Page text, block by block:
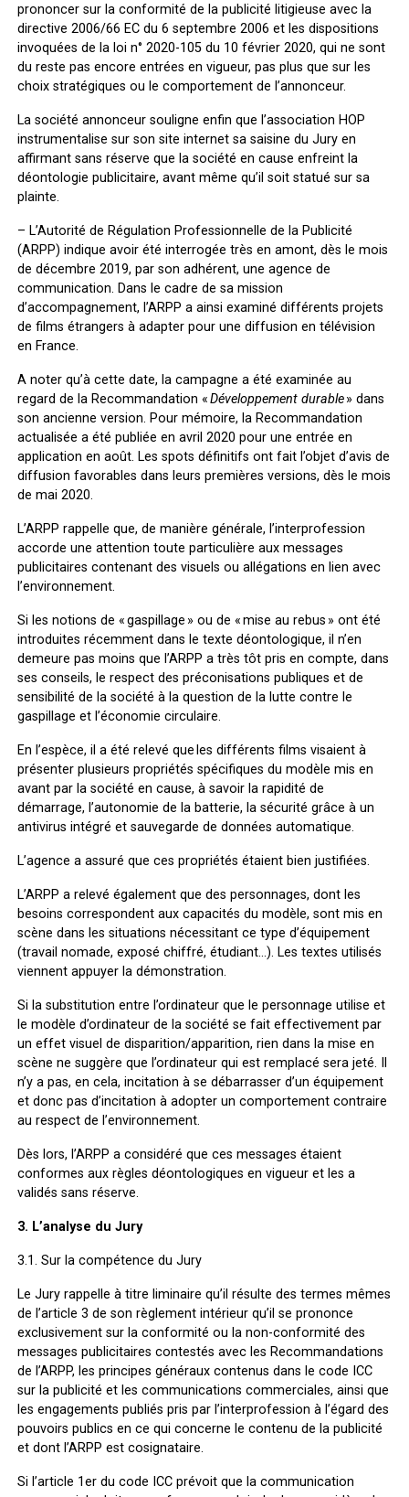
prononcer sur la conformité de la publicité litigieuse avec la
directive 2006/66 EC du 6 septembre 2006 et les dispositions
invoquées de la loi n° 2020-105 du 10 février 2020, qui ne sont
du reste pas encore entrées en vigueur, pas plus que sur les
choix stratégiques ou le comportement de l’annonceur.
La société annonceur souligne enfin que l’association HOP
instrumentalise sur son site internet sa saisine du Jury en
affirmant sans réserve que la société en cause enfreint la
déontologie publicitaire, avant même qu’il soit statué sur sa
plainte.
– L’Autorité de Régulation Professionnelle de la Publicité
(ARPP) indique avoir été interrogée très en amont, dès le mois
de décembre 2019, par son adhérent, une agence de
communication. Dans le cadre de sa mission
d’accompagnement, l’ARPP a ainsi examiné différents projets
de films étrangers à adapter pour une diffusion en télévision
en France.
A noter qu’à cette date, la campagne a été examinée au
regard de la Recommandation «Développement durable» dans
son ancienne version. Pour mémoire, la Recommandation
actualisée a été publiée en avril 2020 pour une entrée en
application en août. Les spots définitifs ont fait l’objet d’avis de
diffusion favorables dans leurs premières versions, dès le mois
de mai 2020.
L’ARPP rappelle que, de manière générale, l’interprofession
accorde une attention toute particulière aux messages
publicitaires contenant des visuels ou allégations en lien avec
l’environnement.
Si les notions de « gaspillage » ou de « mise au rebus » ont été
introduites récemment dans le texte déontologique, il n’en
demeure pas moins que l’ARPP a très tôt pris en compte, dans
ses conseils, le respect des préconisations publiques et de
sensibilité de la société à la question de la lutte contre le
gaspillage et l’économie circulaire.
En l’espèce, il a été relevé que les différents films visaient à
présenter plusieurs propriétés spécifiques du modèle mis en
avant par la société en cause, à savoir la rapidité de
démarrage, l’autonomie de la batterie, la sécurité grâce à un
antivirus intégré et sauvegarde de données automatique.
L’agence a assuré que ces propriétés étaient bien justifiées.
L’ARPP a relevé également que des personnages, dont les
besoins correspondent aux capacités du modèle, sont mis en
scène dans les situations nécessitant ce type d’équipement
(travail nomade, exposé chiffré, étudiant…). Les textes utilisés
viennent appuyer la démonstration.
Si la substitution entre l’ordinateur que le personnage utilise et
le modèle d’ordinateur de la société se fait effectivement par
un effet visuel de disparition/apparition, rien dans la mise en
scène ne suggère que l’ordinateur qui est remplacé sera jeté. Il
n’y a pas, en cela, incitation à se débarrasser d’un équipement
et donc pas d’incitation à adopter un comportement contraire
au respect de l’environnement.
Dès lors, l’ARPP a considéré que ces messages étaient
conformes aux règles déontologiques en vigueur et les a
validés sans réserve.
3. L’analyse du Jury
3.1. Sur la compétence du Jury
Le Jury rappelle à titre liminaire qu’il résulte des termes mêmes
de l’article 3 de son règlement intérieur qu’il se prononce
exclusivement sur la conformité ou la non-conformité des
messages publicitaires contestés avec les Recommandations
de l’ARPP, les principes généraux contenus dans le code ICC
sur la publicité et les communications commerciales, ainsi que
les engagements publiés pris par l’interprofession à l’égard des
pouvoirs publics en ce qui concerne le contenu de la publicité
et dont l’ARPP est cosignataire.
Si l’article 1erdu code ICC prévoit que la communication